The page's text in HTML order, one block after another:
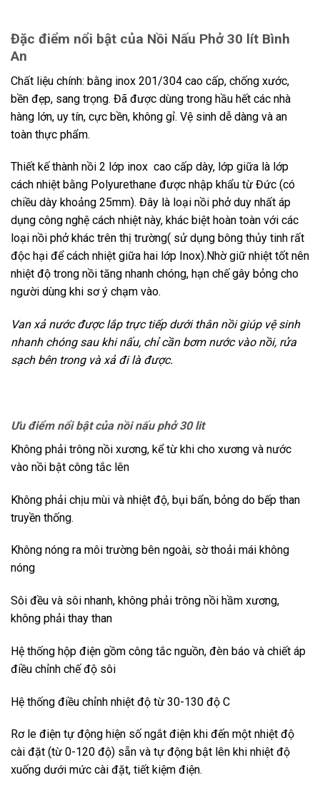
Đặc điểm nổi bật của Nồi Nấu Phở 30 lít Bình
An
Chất liệu chính: bằng inox 201/304 cao cấp, chống xước,
bền đẹp, sang trọng. Đã được dùng trong hầu hết các nhà
hàng lớn, uy tín, cực bền, không gỉ. Vệ sinh dễ dàng và an
toàn thực phẩm.
Thiết kế thành nồi 2 lớp inox cao cấp dày, lớp giữa là lớp
cách nhiệt bằng Polyurethane được nhập khẩu từ Đức (có
chiều dày khoảng 25mm). Đây là loại nồi phở duy nhất áp
dụng công nghệ cách nhiệt này, khác biệt hoàn toàn với các
loại nồi phở khác trên thị trường( sử dụng bông thủy tinh rất
độc hại để cách nhiệt giữa hai lớp Inox).Nhờ giữ nhiệt tốt nên
nhiệt độ trong nồi tăng nhanh chóng, hạn chế gây bỏng cho
người dùng khi sơ ý chạm vào.
Van xả nước được lắp trực tiếp dưới thân nồi giúp vệ sinh
nhanh chóng sau khi nấu, chỉ cần bơm nước vào nồi, rửa
sạch bên trong và xả đi là được.
Ưu điểm nổi bật của nồi nấu phở 30 lit
Không phải trông nồi xương, kể từ khi cho xương và nước
vào nồi bật công tắc lên
Không phải chịu mùi và nhiệt độ, bụi bẩn, bỏng do bếp than
truyền thống.
Không nóng ra môi trường bên ngoài, sờ thoải mái không
nóng
Sôi đều và sôi nhanh, không phải trông nồi hầm xương,
không phải thay than
Hệ thống hộp điện gồm công tắc nguồn, đèn báo và chiết áp
điều chỉnh chế độ sôi
Hệ thống điều chỉnh nhiệt độ từ 30-130 độ C
Rơ le điện tự động hiện số ngắt điện khi đến một nhiệt độ
cài đặt (từ 0-120 độ) sẵn và tự động bật lên khi nhiệt độ
xuống dưới mức cài đặt, tiết kiệm điện.